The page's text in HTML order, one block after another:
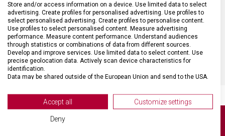
HMOTNOST 1,07 g
BARVA Stříbrná
Store and/or access information on a device. Use limited data to select
advertising. Create profiles for personalised advertising. Use profiles to
select personalised advertising. Create profiles to personalise content.
Use profiles to select personalised content. Measure advertising
performance. Measure content performance. Understand audiences
through statistics or combinations of data from different sources.
Develop and improve services. Use limited data to select content. Use
precise geolocation data. Actively scan device characteristics for
identification.
Data may be shared outside of the European Union and send to the USA.
View Partner List (2 IAB Vendors)
We use your data for the following purposes:
Accept all Customize settings
Deny